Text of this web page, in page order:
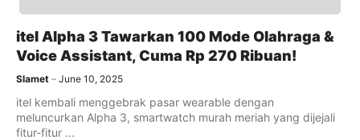
itel Alpha 3 Tawarkan 100 Mode Olahraga &
Voice Assistant, Cuma Rp 270 Ribuan!
Slamet June 10, 2025
itel kembali menggebrak pasar wearable dengan
meluncurkan Alpha 3, smartwatch murah meriah yang dijejali
fitur-fitur ...